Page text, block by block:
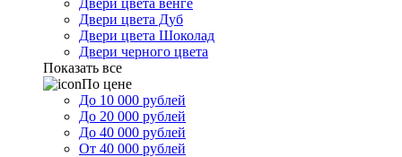
Двери цвета венге
Двери цвета Дуб
Двери цвета Шоколад
Двери черного цвета
Показать все
По цене
До 10 000 рублей
До 20 000 рублей
До 40 000 рублей
От 40 000 рублей